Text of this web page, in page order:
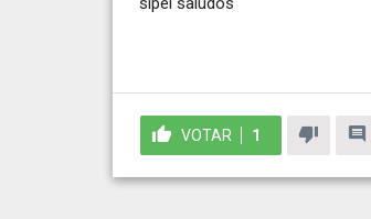
VOTAR 1